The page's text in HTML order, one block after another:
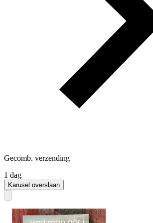
Gecomb. verzending
1 dag
Karusel overslaan